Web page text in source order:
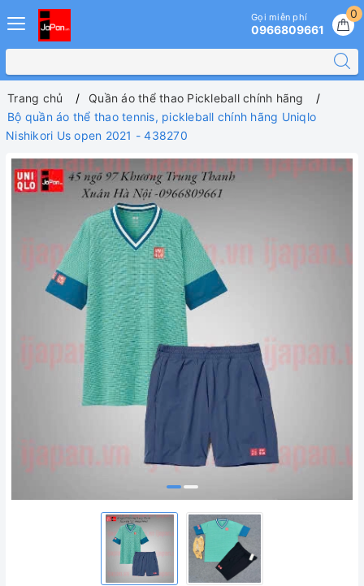
0
Gọi miễn phí
0966809661
Trang chủ
Quần áo thể thao Pickleball chính hãng
Bộ quần áo thể thao tennis, pickleball chính hãng Uniqlo
Nishikori Us open 2021 - 438270